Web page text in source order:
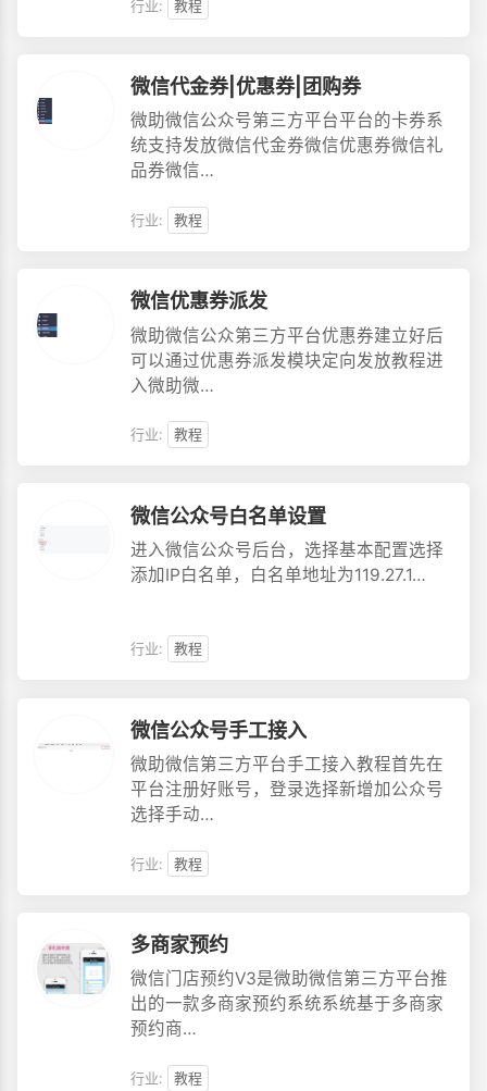
行业: 教程
微信代金券|优惠券|团购券
微助微信公众号第三方平台平台的卡券系
统支持发放微信代金券微信优惠券微信礼
品券微信…
行业: 教程
微信优惠券派发
微助微信公众第三方平台优惠券建立好后
可以通过优惠券派发模块定向发放教程进
入微助微…
行业: 教程
微信公众号白名单设置
进入微信公众号后台，选择基本配置选择
添加IP白名单，白名单地址为119.27.1…
行业: 教程
微信公众号手工接入
微助微信第三方平台手工接入教程首先在
平台注册好账号，登录选择新增加公众号
选择手动…
行业: 教程
多商家预约
微信门店预约V3是微助微信第三方平台推
出的一款多商家预约系统系统基于多商家
预约商…
行业: 教程